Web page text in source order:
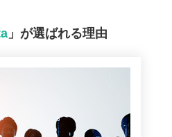
」が選ばれる理由